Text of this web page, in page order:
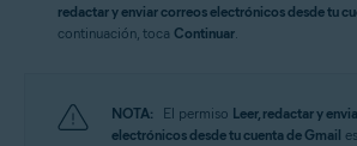
redactar y enviar correos electrónicos desde tu
continuación, toca Continuar.
NOTA: El permiso Leer, redactar y
electrónicos desde tu cuenta de Gmail